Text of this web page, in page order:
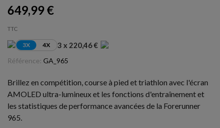
649,99 €
TTC
3X 4X 3 x 220,46 €
Référence: GA_965
Brillez en compétition, course à pied et triathlon avec l'écran
AMOLED ultra-lumineux et les fonctions d'entraînement et
les statistiques de performance avancées de la Forerunner
965.